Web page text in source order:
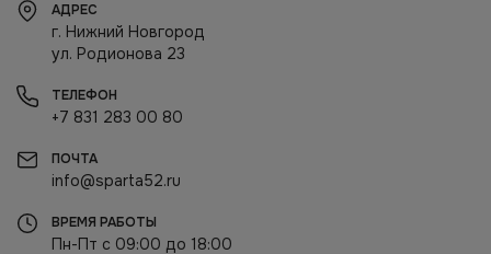
АДРЕС
г. Нижний Новгород
ул. Родионова 23
ТЕЛЕФОН
+7 831 283 00 80
ПОЧТА
info@sparta52.ru
ВРЕМЯ РАБОТЫ
Пн-Пт с 09:00 до 18:00